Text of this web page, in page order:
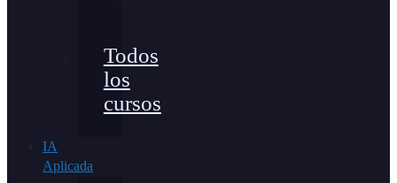
Todos
los
cursos
IA
Aplicada